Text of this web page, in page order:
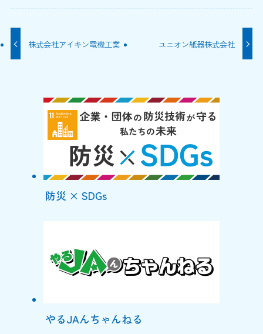
株式会社アイキン電機工業 ユニオン紙器株式会社
防災 × SDGs
やるJAんちゃんねる